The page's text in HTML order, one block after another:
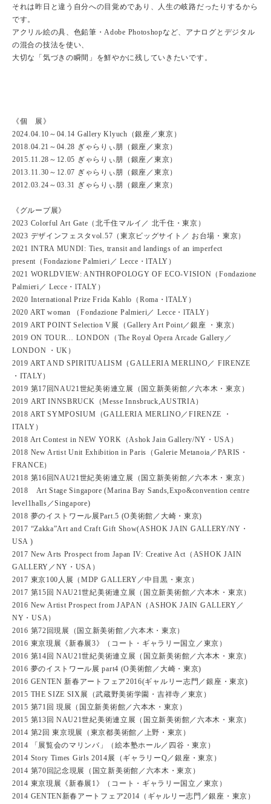
それは昨日と違う自分への目覚めであり、人生の岐路だったりするから
です。
アクリル絵の具、色鉛筆・Adobe Photoshopなど、アナログとデジタル
の混合の技法を使い、
大切な「気づきの瞬間」を鮮やかに残していきたいです。
《個 展》
2024.04.10～04.14 Gallery Klyuch（銀座／東京）
2018.04.21～04.28 ぎゃらりぃ朋（銀座／東京）
2015.11.28～12.05 ぎゃらりぃ朋（銀座／東京）
2013.11.30～12.07 ぎゃらりぃ朋（銀座／東京）
2012.03.24～03.31 ぎゃらりぃ朋（銀座／東京）
《グループ展》
2023 Colorful Art Gate（北千住マルイ／ 北千住・東京）
2023 デザインフェスタvol.57（東京ビッグサイト／ お台場・東京）
2021 INTRA MUNDI: Ties, transit and landings of an imperfect
present（Fondazione Palmieri／ Lecce・lTALY）
2021 WORLDVIEW: ANTHROPOLOGY OF ECO-VISION（Fondazione
Palmieri／ Lecce・lTALY）
2020 International Prize Frida Kahlo（Roma・lTALY）
2020 ART woman （Fondazione Palmieri／ Lecce・lTALY）
2019 ART POINT Selection V展（Gallery Art Point／銀座 ・東京）
2019 ON TOUR… LONDON（The Royal Opera Arcade Gallery／
LONDON ・UK）
2019 ART AND SPIRITUALISM（GALLERIA MERLINO／ FIRENZE
・ITALY）
2019 第17回NAU21世紀美術連立展（国立新美術館／六本木・東京）
2019 ART INNSBRUCK（Messe Innsbruck,AUSTRIA）
2018 ART SYMPOSIUM（GALLERIA MERLINO／FIRENZE ・
ITALY）
2018 Art Contest in NEW YORK（Ashok Jain Gallery/NY・USA）
2018 New Artist Unit Exhibition in Paris（Galerie Metanoia／PARIS・
FRANCE）
2018 第16回NAU21世紀美術連立展（国立新美術館／六本木・東京）
2018 Art Stage Singapore (Marina Bay Sands,Expo&convention centre
level1halls／Singapore)
2018 夢のイストワール展Part.5 (O美術館／大崎・東京)
2017 “Zakka”Art and Craft Gift Show(ASHOK JAIN GALLERY/NY・
USA )
2017 New Arts Prospect from Japan IV: Creative Act（ASHOK JAIN
GALLERY／NY・USA）
2017 東京100人展（MDP GALLERY／中目黒・東京）
2017 第15回 NAU21世紀美術連立展（国立新美術館／六本木・東京）
2016 New Artist Prospect from JAPAN（ASHOK JAIN GALLERY／
NY・USA）
2016 第72回現展（国立新美術館／六本木・東京）
2016 東京現展《新春展3》（コート・ギャラリー国立／東京）
2016 第14回 NAU21世紀美術連立展（国立新美術館／六本木・東京）
2016 夢のイストワール展 part4 (O美術館／大崎・東京)
2016 GENTEN 新春アートフェア2016(ギャルリー志門／銀座・東京)
2015 THE SIZE SIX展（武蔵野美術学園・吉祥寺／東京）
2015 第71回 現展（国立新美術館／六本木・東京）
2015 第13回 NAU21世紀美術連立展（国立新美術館／六本木・東京）
2014 第2回 東京現展（東京都美術館／上野・東京）
2014 「展覧会のマリンバ」（絵本塾ホール／四谷・東京）
2014 Story Times Girls 2014展（ギャラリーQ／銀座・東京）
2014 第70回記念現展（国立新美術館／六本木・東京）
2014 東京現展《新春展1》（コート・ギャラリー国立／東京）
2014 GENTEN新春アートフェア2014（ギャルリー志門／銀座・東京）